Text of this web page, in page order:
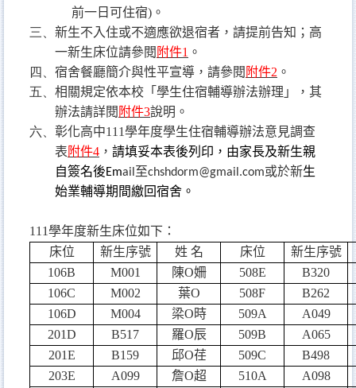
前一日可住宿)。
三、 新生不入住或不適應欲退宿者，請提前告知；高
一新生床位請參閱 附件1 。
四、 宿舍餐廳簡介與性平宣導，請參閱 附件2 。
五、 相關規定依本校「學生住宿輔導辦法辦理」，其
辦法請詳閱 附件3說明。
六、 彰化高中111學年度學生住宿輔導辦法意見調查
表 附件4 ， 請填妥本表後列印，由家長及新生親
自簽名後Email 至chshdorm@gmail.com或於新生
始業輔導期間繳回宿舍。
111學年度新生床位如下：
床位
新生序號 姓 名 床位
新生序號
106B
M001 陳O姍 508E
B320
106C
M002 葉O 508F
B262
106D
M004 梁O時 509A
A049
201D
B517 羅O辰 509B
A065
201E
B159 邱O荏 509C
B498
203E
A099 詹O超 510A
A098